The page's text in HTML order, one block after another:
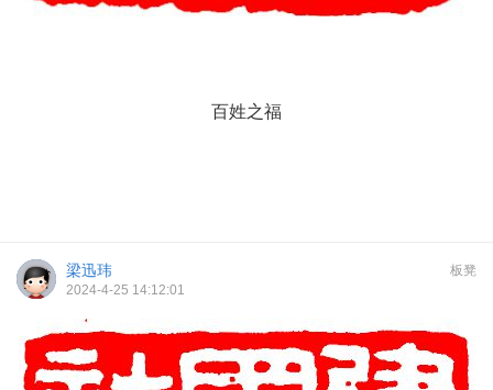
百姓之福
板凳
梁迅玮
2024-4-25 14:12:01